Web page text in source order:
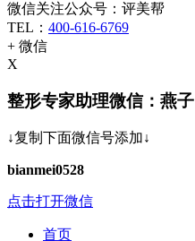
微信关注公众号：评美帮
TEL： 400-616-6769
+ 微信
X
整形专家助理微信：燕子
↓复制下面微信号添加↓
bianmei0528
点击打开微信
首页